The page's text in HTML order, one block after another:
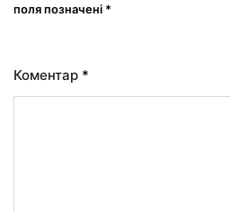
поля позначені *
Коментар *